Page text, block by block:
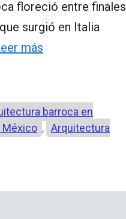
floreció entre finales
surgió en Italia
más
barroca en
México , Arquitectura